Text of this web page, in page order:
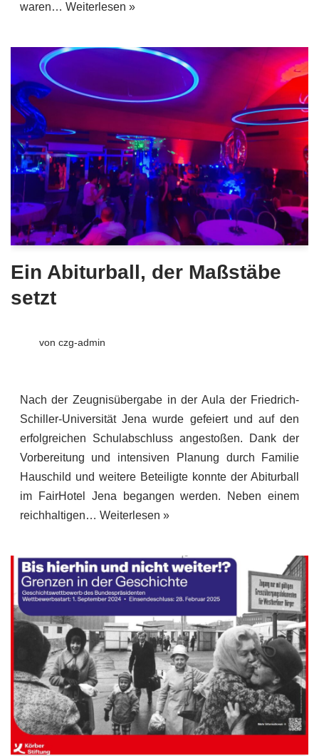
waren… Weiterlesen »
Ein Abiturball, der Maßstäbe
setzt
von czg-admin
Nach der Zeugnisübergabe in der Aula der Friedrich-
Schiller-Universität Jena wurde gefeiert und auf den
erfolgreichen Schulabschluss angestoßen. Dank der
Vorbereitung und intensiven Planung durch Familie
Hauschild und weitere Beteiligte konnte der Abiturball
im FairHotel Jena begangen werden. Neben einem
reichhaltigen… Weiterlesen »